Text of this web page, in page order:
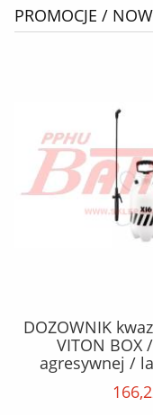
PROMOCJE /
TRÓJNIK